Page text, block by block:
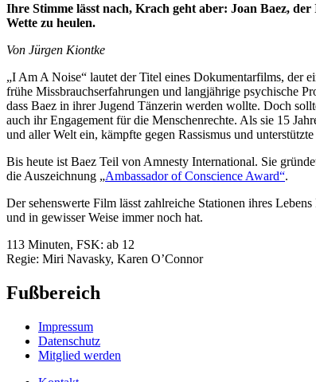
Ihre Stimme lässt nach, Krach geht aber: Joan Baez,
Wette zu heulen.
Von Jürgen Kiontke
„I Am A Noise“ lautet der Titel eines Dokumentarfilms, der
frühe Missbrauchserfahrungen und langjährige psychische
dass Baez in ihrer Jugend Tänzerin werden wollte. Doch
auch ihr Engagement für die Menschenrechte. Als sie 15
und aller Welt ein, kämpfte gegen Rassismus und
Bis heute ist Baez Teil von Amnesty International. Sie
die Auszeichnung „Ambassador of Conscience Award“.
Der sehenswerte Film lässt zahlreiche Stationen ihres
und in gewisser Weise immer noch hat.
113 Minuten, FSK: ab 12
Regie: Miri Navasky, Karen O’Connor
Fußbereich
Impressum
Datenschutz
Mitglied werden